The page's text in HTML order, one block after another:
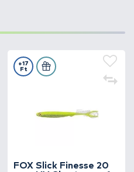
FOX Slick Finesse 20
+17
Ft